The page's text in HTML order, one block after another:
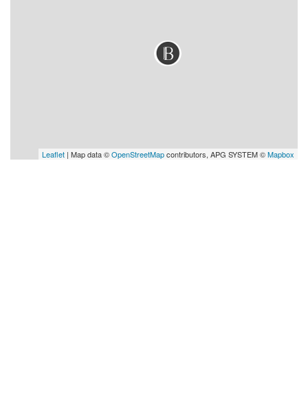
Leaflet | Map data ©OpenStreetMapcontributors, APG SYSTEM ©Mapbox